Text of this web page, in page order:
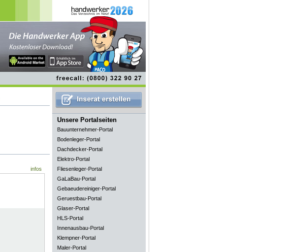
infos
Unsere Portalseiten
Bauunternehmer-Portal
Bodenleger-Portal
Dachdecker-Portal
Elektro-Portal
Fliesenleger-Portal
GaLaBau-Portal
Gebaeudereiniger-Portal
Geruestbau-Portal
Glaser-Portal
HLS-Portal
Innenausbau-Portal
Klempner-Portal
Maler-Portal